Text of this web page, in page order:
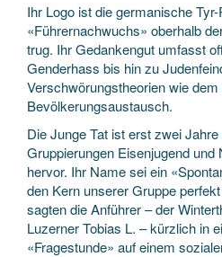
Ihr Logo ist die germanische
«Führernachwuchs» oberhalb
trug. Ihr Gedankengut umfasst
Genderhass bis hin zu
Verschwörungstheorien wie
Bevölkerungsaustausch.
Die Junge Tat ist erst zwei
Gruppierungen Eisenjugend
hervor. Ihr Name sei ein
den Kern unserer Gruppe
sagten die Anführer – der
Luzerner Tobias L. – kürzlich in
«Fragestunde» auf einem